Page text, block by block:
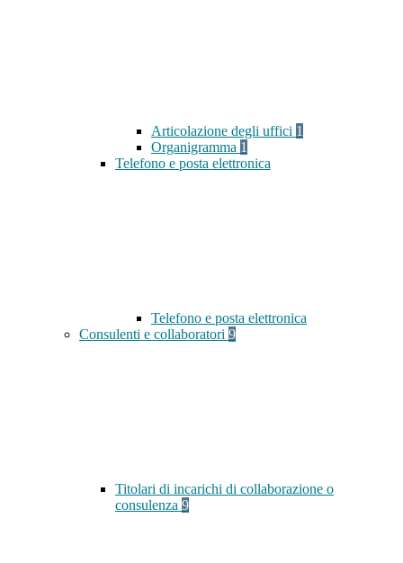
Articolazione degli uffici 1
Organigramma 1
Telefono e posta elettronica
Telefono e posta elettronica
Consulenti e collaboratori 9
Titolari di incarichi di collaborazione o
consulenza 9